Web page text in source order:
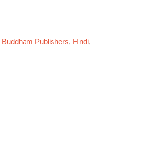
Buddham Publishers, Hindi,